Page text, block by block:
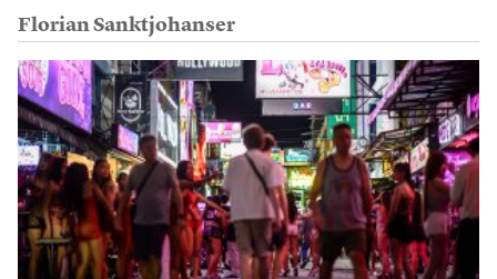
Florian Sanktjohanser